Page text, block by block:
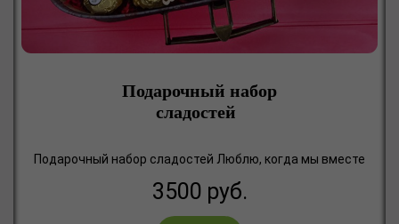
Подарочный набор
сладостей
Подарочный набор сладостей Люблю, когда мы вместе
3500 руб.